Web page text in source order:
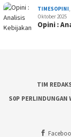
TIMESOPINI,
Oktober 2025
Opini :
TIM
S0P PERLINDUNGAN